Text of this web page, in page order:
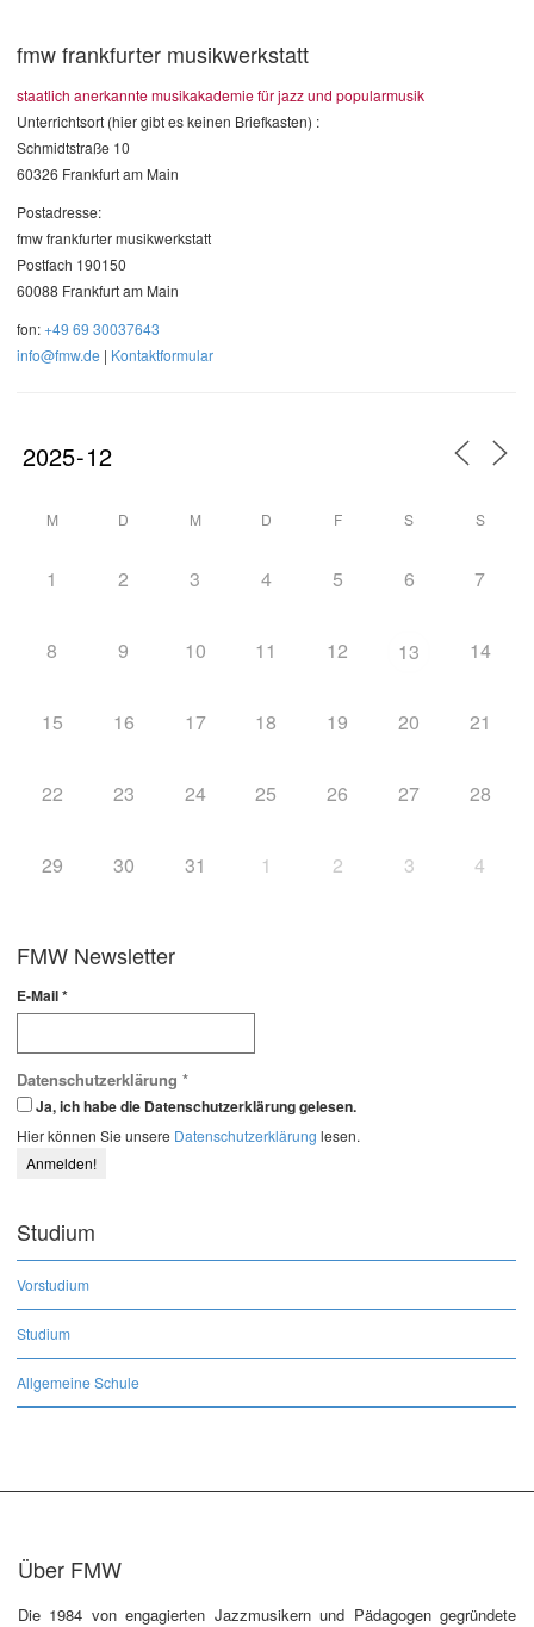
fmw frankfurter musikwerkstatt
staatlich anerkannte musikakademie für jazz und popularmusik
Unterrichtsort (hier gibt es keinen Briefkasten) :
Schmidtstraße 10
60326 Frankfurt am Main
Postadresse:
fmw frankfurter musikwerkstatt
Postfach 190150
60088 Frankfurt am Main
fon:+49 69 30037643
info@fmw.de | Kontaktformular
M D M D F S S
1 2 3 4 5 6 7
8 9 10 11 12 13 14
15 16 17 18 19 20 21
22 23 24 25 26 27 28
29 30 31 1 2 3 4
FMW Newsletter
E-Mail*
Datenschutzerklärung *
Ja, ich habe die Datenschutzerklärung gelesen.
Hier können Sie unsere Datenschutzerklärung lesen.
Studium
Vorstudium
Studium
Allgemeine Schule
Über FMW
Die 1984 von engagierten Jazzmusikern und Pädagogen gegründete